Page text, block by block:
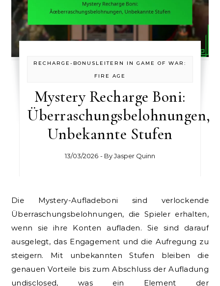
RECHARGE-BONUSLEITERN IN GAME OF WAR:
FIRE AGE
Mystery Recharge Boni:
Überraschungsbelohnungen,
Unbekannte Stufen
13/03/2026 - ByJasper Quinn
Die Mystery-Aufladeboni sind verlockende
Überraschungsbelohnungen, die Spieler erhalten,
wenn sie ihre Konten aufladen. Sie sind darauf
ausgelegt, das Engagement und die Aufregung zu
steigern. Mit unbekannten Stufen bleiben die
genauen Vorteile bis zum Abschluss der Aufladung
undisclosed, was ein Element der